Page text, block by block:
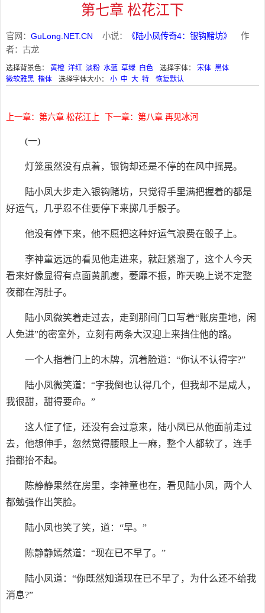
第七章 松花江下
官网： GuLong.NET.CN 小说： 《陆小凤传奇4：银钩赌坊》
作
者：古龙
选择背景色： 黄橙 洋红 淡粉 水蓝 草绿 白色 选择字体： 宋体 黑体
微软雅黑 楷体 选择字体大小： 小 中 大 特 恢复默认
上一章：第六章 松花江上 下一章：第八章 再见冰河
(一)
灯笼虽然没有点着，银钩却还是不停的在风中摇晃。
陆小凤大步走入银钩赌坊，只觉得手里满把握着的都是
好运气，几乎忍不住要停下来掷几手骰子。
他没有停下来，他不愿把这种好运气浪费在骰子上。
李神童远远的看见他走进来，就赶紧溜了，这个人今天
看来好像显得有点面黄肌瘦，萎靡不振，昨天晚上说不定整
夜都在泻肚子。
陆小凤微笑着走过去，走到那间门口写着“账房重地，闲
人免进”的密室外，立刻有两条大汉迎上来挡住他的路。
一个人指着门上的木牌，沉着脸道：“你认不认得字?”
陆小凤微笑道：“字我倒也认得几个，但我却不是咸人，
我很甜，甜得要命。”
这人怔了怔，还没有会过意来，陆小凤已从他面前走过
去，他想伸手，忽然觉得腰眼上一麻，整个人都软了，连手
指都抬不起。
陈静静果然在房里，李神童也在，看见陆小凤，两个人
都勉强作出笑脸。
陆小凤也笑了笑，道：“早。”
陈静静嫣然道：“现在已不早了。”
陆小凤道：“你既然知道现在已不早了，为什么还不给我
消息?”